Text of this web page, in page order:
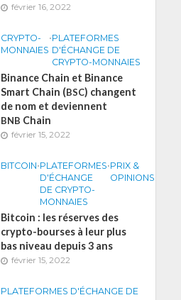
février 16, 2022
CRYPTO-
MONNAIES
•PLATEFORMES
D'ÉCHANGE DE
CRYPTO-MONNAIES
Binance Chain et Binance
Smart Chain (BSC) changent
de nom et deviennent
BNB Chain
février 15, 2022
BITCOIN•PLATEFORMES
D'ÉCHANGE
DE CRYPTO-
MONNAIES
•PRIX &
OPINIONS
Bitcoin : les réserves des
crypto-bourses à leur plus
bas niveau depuis 3 ans
février 15, 2022
PLATEFORMES D'ÉCHANGE DE